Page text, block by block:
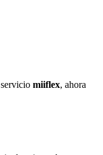
miiflex, ahora